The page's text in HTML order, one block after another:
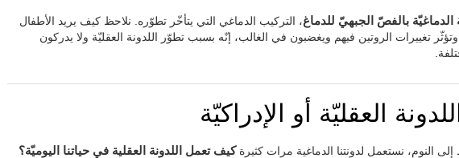
الدماغيّة بالفصّ الجبهيّ للدماغ، التركيب الدماغي التي يتأخّر تطوّره. نلاحظ كيف يريد الأطفال
وتؤثّر تغييرات الروتين فيهم ويغضبون في الغالب، إنّه بسبب تطوّر اللدونة العقليّة ولا يدركون
العقليّة أو الإدراكيّة
النوم، نستعمل لدونتنا الدماغية مرات كثيرةكيف تعمل اللدونة العقلية في حياتنا اليوميّة؟